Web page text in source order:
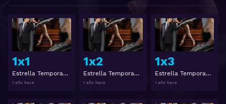
1x1
Estrella Temporada 1 Capitulo 1
1 año hace
Ver
1x2
Estrella Temporada 1 Capitulo 2
1 año hace
Ver
1x3
Estrella Temporada 1 Capitulo 3
1 año hace